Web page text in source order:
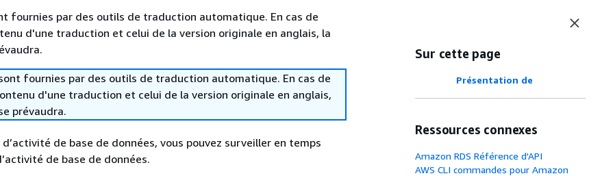
fournies par des outils de traduction automatique. En cas de
d'une traduction et celui de la version originale en anglais, la
fournies par des outils de traduction automatique. En cas de
d'une traduction et celui de la version originale en anglais,
prévaudra.
de base de données, vous pouvez surveiller en temps
de base de données.
Sur cette page
Présentation de
Ressources connexes
Amazon RDS Référence d'API
AWS CLI commandes pour Amazon